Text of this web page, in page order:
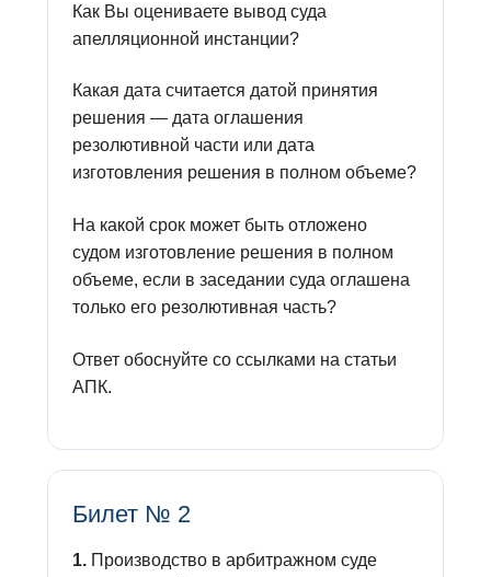
Как Вы оцениваете вывод суда
апелляционной инстанции?
Какая дата считается датой принятия
решения — дата оглашения
резолютивной части или дата
изготовления решения в полном объеме?
На какой срок может быть отложено
судом изготовление решения в полном
объеме, если в заседании суда оглашена
только его резолютивная часть?
Ответ обоснуйте со ссылками на статьи
АПК.
Билет № 2
1.Производство в арбитражном суде